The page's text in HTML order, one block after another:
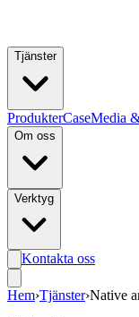
Tjänster
ProdukterCaseMedia
Om oss
Verktyg
Kontakta oss
Hem›Tjänster›Native